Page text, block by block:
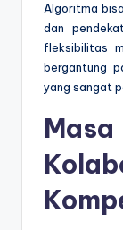
Algoritma
dan
fleksibilitas
bergantung
yang sangat